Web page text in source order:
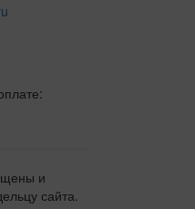
и
сайта.